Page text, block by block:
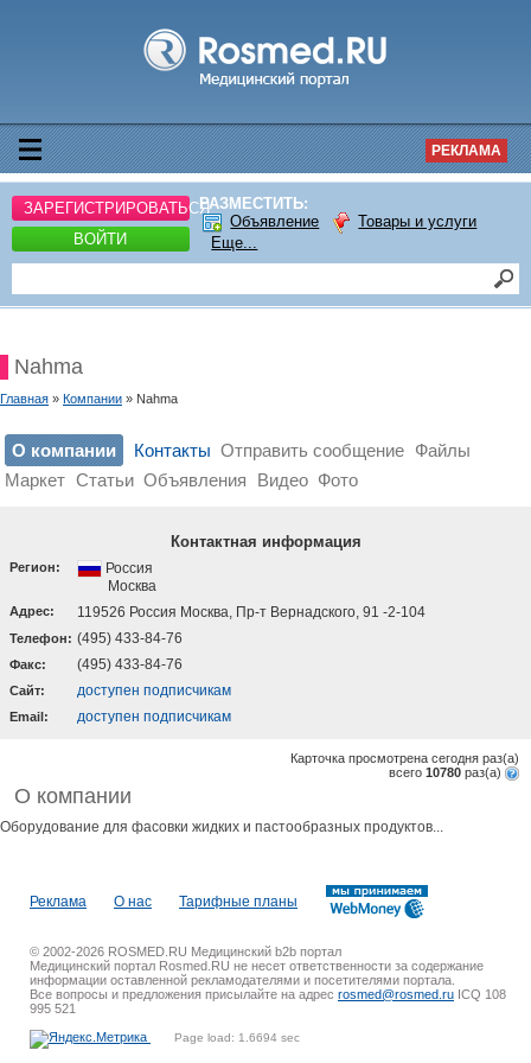
РЕКЛАМА
ЗАРЕГИСТРИРОВАТЬСЯ
ВОЙТИ
РАЗМЕСТИТЬ:
Объявление
Товары и услуги
Еще...
Nahma
Главная » Компании » Nahma
О компании Контакты Отправить сообщение Файлы
Маркет Статьи Объявления Видео Фото
Контактная информация
Регион:
Россия
Москва
Адрес: 119526 Россия Москва, Пр-т Вернадского, 91 -2-104
Телефон: (495) 433-84-76
Факс: (495) 433-84-76
Cайт: доступен подписчикам
Email: доступен подписчикам
Карточка просмотрена сегодня раз(a)
всего 10780 раз(a)
О компании
Оборудование для фасовки жидких и пастообразных продуктов...
Реклама О нас Тарифные планы
© 2002-2026 ROSMED.RU Медицинский b2b портал
Медицинский портал Rosmed.RU не несет ответственности за содержание
информации оставленной рекламодателями и посетителями портала.
Все вопросы и предложения присылайте на адрес rosmed@rosmed.ru ICQ 108
995 521
Page load: 1.6694 sec